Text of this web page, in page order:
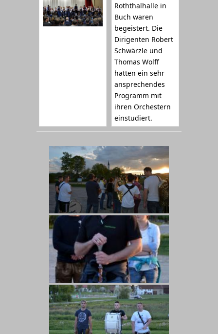
Roththalhalle in
Buch waren
begeistert. Die
Dirigenten Robert
Schwärzle und
Thomas Wolff
hatten ein sehr
ansprechendes
Programm mit
ihren Orchestern
einstudiert.